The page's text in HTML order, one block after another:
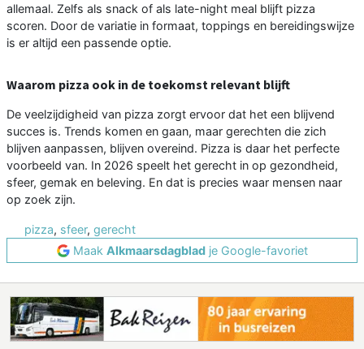
allemaal. Zelfs als snack of als late-night meal blijft pizza
scoren. Door de variatie in formaat, toppings en bereidingswijze
is er altijd een passende optie.
Waarom pizza ook in de toekomst relevant blijft
De veelzijdigheid van pizza zorgt ervoor dat het een blijvend
succes is. Trends komen en gaan, maar gerechten die zich
blijven aanpassen, blijven overeind. Pizza is daar het perfecte
voorbeeld van. In 2026 speelt het gerecht in op gezondheid,
sfeer, gemak en beleving. En dat is precies waar mensen naar
op zoek zijn.
pizza, sfeer, gerecht
Maak Alkmaarsdagbladje Google-favoriet